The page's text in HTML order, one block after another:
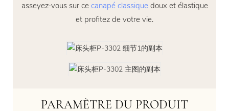
asseyez-vous sur ce canapé classique doux et élastique
et profitez de votre vie.
PARAMÈTRE DU PRODUIT